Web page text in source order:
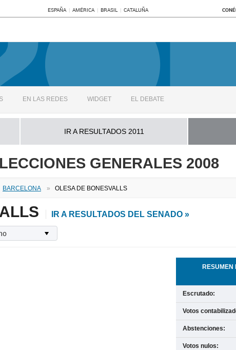
ESPAÑA AMÉRICA BRASIL CATALUÑA
EN LAS REDES WIDGET EL DEBATE
IR A RESULTADOS 2011
GENERALES 2008
BARCELONA » OLESA DE BONESVALLS
IR A RESULTADOS DEL SENADO »
RESUMEN
Escrutado:
Votos
Abstenciones:
Votos nulos: